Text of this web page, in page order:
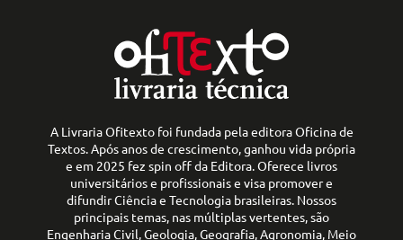
A Livraria Ofitexto foi fundada pela editora Oficina de
Textos. Após anos de crescimento, ganhou vida própria
e em 2025 fez spin off da Editora. Oferece livros
universitários e profissionais e visa promover e
difundir Ciência e Tecnologia brasileiras. Nossos
principais temas, nas múltiplas vertentes, são
Engenharia Civil, Geologia, Geografia, Agronomia, Meio